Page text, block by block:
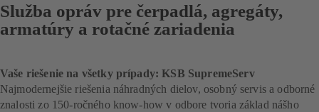
Služba opráv pre čerpadlá, agregáty,
armatúry a rotačné zariadenia
Vaše riešenie na všetky prípady: KSB SupremeServ
Najmodernejšie riešenia náhradných dielov, osobný servis a odborné
znalosti zo 150-ročného know-how v odbore tvoria základ nášho